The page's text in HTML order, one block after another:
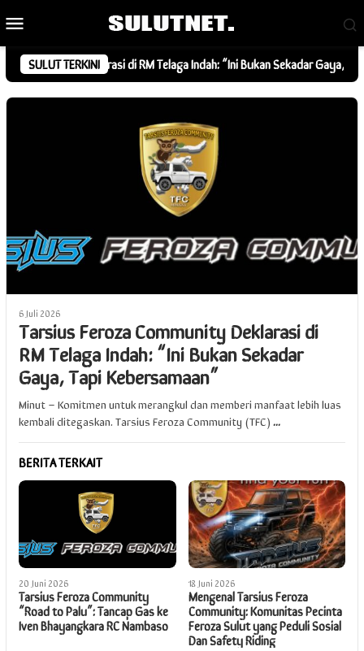
ke
konten
SULUT TERKINI
Deklarasi di RM Telaga Indah: “Ini Bukan Sekadar Gaya, Tapi
6 Juli 2026
Tarsius Feroza Community Deklarasi di
RM Telaga Indah: “Ini Bukan Sekadar
Gaya, Tapi Kebersamaan”
Minut – Komitmen untuk merangkul dan memberi manfaat lebih luas
kembali ditegaskan. Tarsius Feroza Community (TFC) ...
BERITA TERKAIT
20 Juni 2026
Tarsius Feroza Community
“Road to Palu”: Tancap Gas ke
Iven Bhayangkara RC Nambaso
18 Juni 2026
Mengenal Tarsius Feroza
Community: Komunitas Pecinta
Feroza Sulut yang Peduli Sosial
Dan Safety Riding